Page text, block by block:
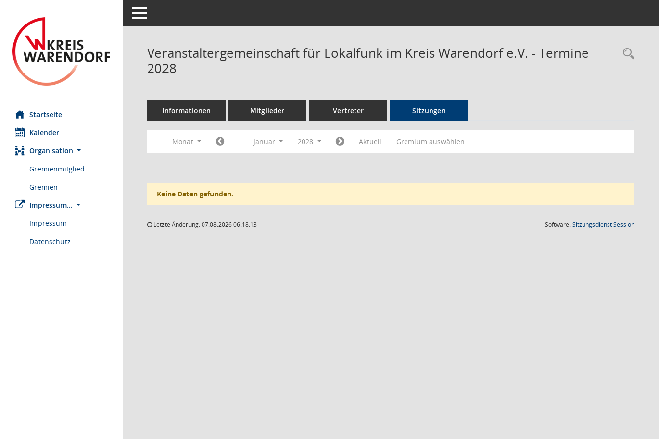
Startseite
Kalender
Organisation
Gremienmitglied
Gremien
Impressum...
Impressum
Datenschutz
Toggle navigation
Veranstaltergemeinschaft für Lokalfunk im Kreis Warendorf e.V. - Termine
2028
Informationen Mitglieder Vertreter Sitzungen
Monat Januar 2028 Aktuell Gremium auswählen
Keine Daten gefunden.
Letzte Änderung: 07.08.2026 06:18:13 Software:SitzungsdienstSession(Wird in